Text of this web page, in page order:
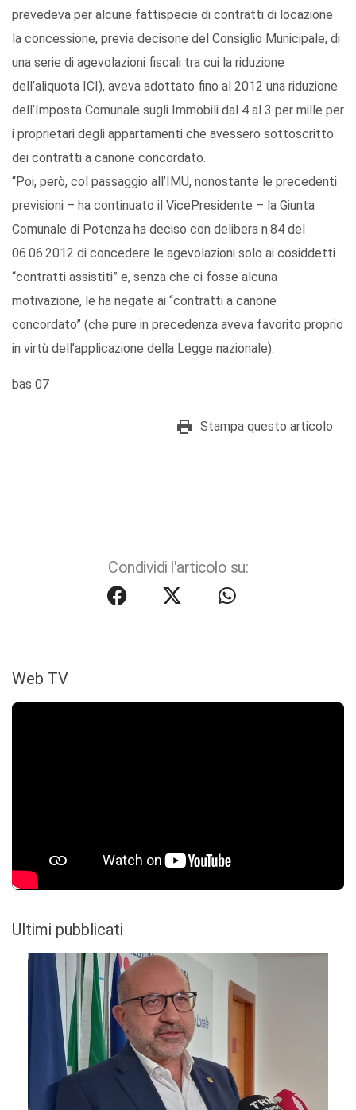
prevedeva per alcune fattispecie di contratti di locazione
la concessione, previa decisone del Consiglio Municipale, di
una serie di agevolazioni fiscali tra cui la riduzione
dell’aliquota ICI), aveva adottato fino al 2012 una riduzione
dell’Imposta Comunale sugli Immobili dal 4 al 3 per mille per
i proprietari degli appartamenti che avessero sottoscritto
dei contratti a canone concordato.
“Poi, però, col passaggio all’IMU, nonostante le precedenti
previsioni – ha continuato il VicePresidente – la Giunta
Comunale di Potenza ha deciso con delibera n.84 del
06.06.2012 di concedere le agevolazioni solo ai cosiddetti
“contratti assistiti” e, senza che ci fosse alcuna
motivazione, le ha negate ai “contratti a canone
concordato” (che pure in precedenza aveva favorito proprio
in virtù dell’applicazione della Legge nazionale).
bas 07
Stampa questo articolo
Condividi l'articolo su:
Web TV
Ultimi pubblicati